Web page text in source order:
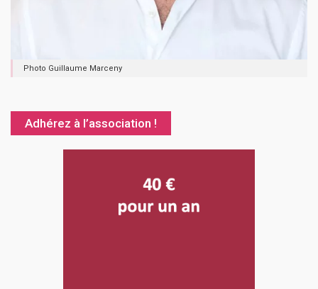
Photo Guillaume Marceny
Adhérez à l’association !